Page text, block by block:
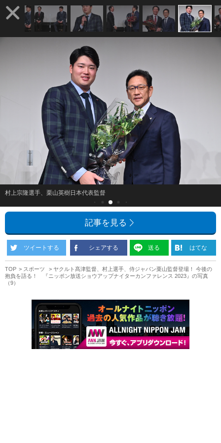
村上宗隆選手、栗山英樹日本代表監督
記事を見る
ツイートする シェアする 送る はてな
TOP スポーツ
ヤクルト髙津監督、村上選手、侍ジャパン栗山監督登場！ 今後の
抱負を語る！ 『ニッポン放送ショウアップナイターカンファレンス 2023』の写真
（9）